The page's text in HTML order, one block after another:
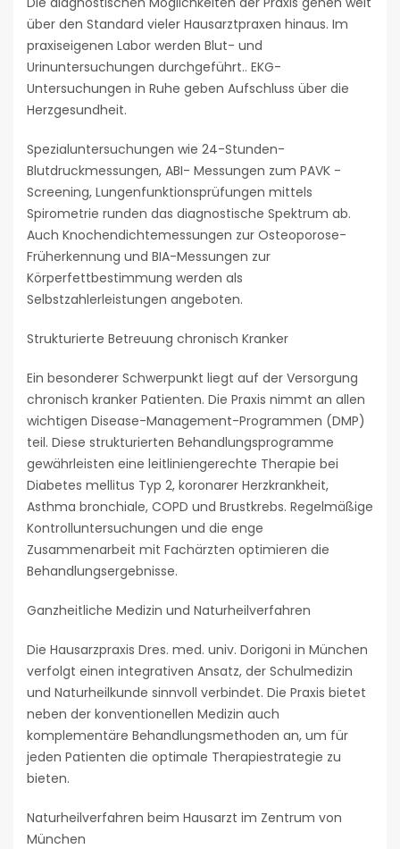
über den Standard vieler Hausarztpraxen hinaus. Im
praxiseigenen Labor werden Blut- und
Urinuntersuchungen durchgeführt.. EKG-
Untersuchungen in Ruhe geben Aufschluss über die
Herzgesundheit.
Spezialuntersuchungen wie 24-Stunden-
Blutdruckmessungen, ABI- Messungen zum PAVK -
Screening, Lungenfunktionsprüfungen mittels
Spirometrie runden das diagnostische Spektrum ab.
Auch Knochendichtemessungen zur Osteoporose-
Früherkennung und BIA-Messungen zur
Körperfettbestimmung werden als
Selbstzahlerleistungen angeboten.
Strukturierte Betreuung chronisch Kranker
Ein besonderer Schwerpunkt liegt auf der Versorgung
chronisch kranker Patienten. Die Praxis nimmt an allen
wichtigen Disease-Management-Programmen (DMP)
teil. Diese strukturierten Behandlungsprogramme
gewährleisten eine leitliniengerechte Therapie bei
Diabetes mellitus Typ 2, koronarer Herzkrankheit,
Asthma bronchiale, COPD und Brustkrebs. Regelmäßige
Kontrolluntersuchungen und die enge
Zusammenarbeit mit Fachärzten optimieren die
Behandlungsergebnisse.
Ganzheitliche Medizin und Naturheilverfahren
Die Hausarzpraxis Dres. med. univ. Dorigoni in München
verfolgt einen integrativen Ansatz, der Schulmedizin
und Naturheilkunde sinnvoll verbindet. Die Praxis bietet
neben der konventionellen Medizin auch
komplementäre Behandlungsmethoden an, um für
jeden Patienten die optimale Therapiestrategie zu
bieten.
Naturheilverfahren beim Hausarzt im Zentrum von
München